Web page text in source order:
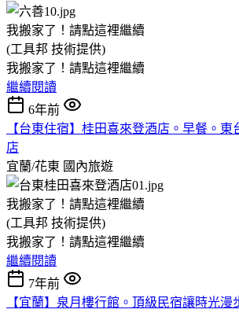
我搬家了！請點這裡繼續
(工具邦 技術提供)
我搬家了！請點這裡繼續
繼續閱讀
6年前
【台東住宿】桂田喜來登酒店。早餐。
店
宜蘭/花東 國內旅遊
我搬家了！請點這裡繼續
(工具邦 技術提供)
我搬家了！請點這裡繼續
繼續閱讀
7年前
【宜蘭】泉月樓行館。頂級民宿讓時光漫